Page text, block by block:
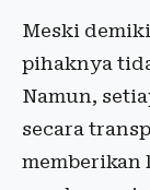
Meski
pihaknya
Namun,
secara